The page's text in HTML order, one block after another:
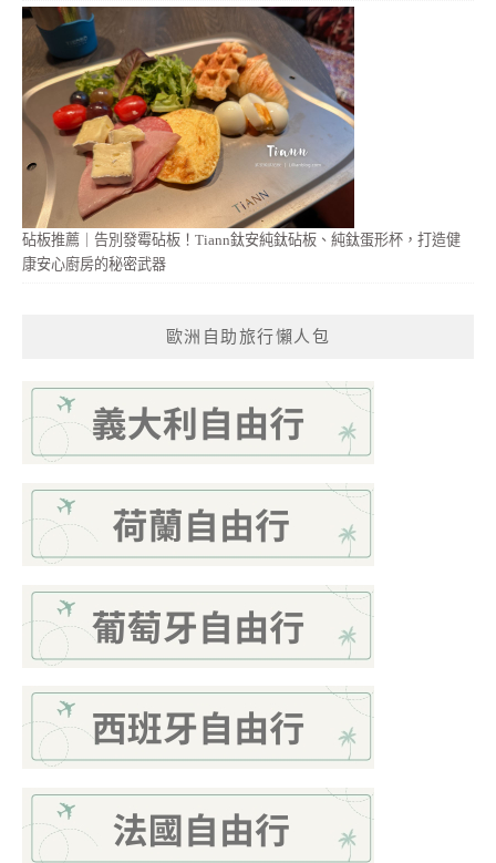
砧板推薦｜告別發霉砧板！Tiann鈦安純鈦砧板、純鈦蛋形杯，打造健
康安心廚房的秘密武器
歐洲自助旅行懶人包